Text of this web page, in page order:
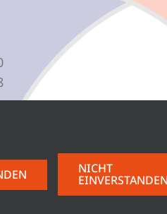
NICHT